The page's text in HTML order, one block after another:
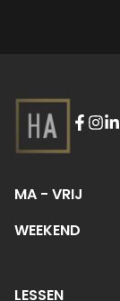
MA - VRIJ
WEEKEND
LESSEN